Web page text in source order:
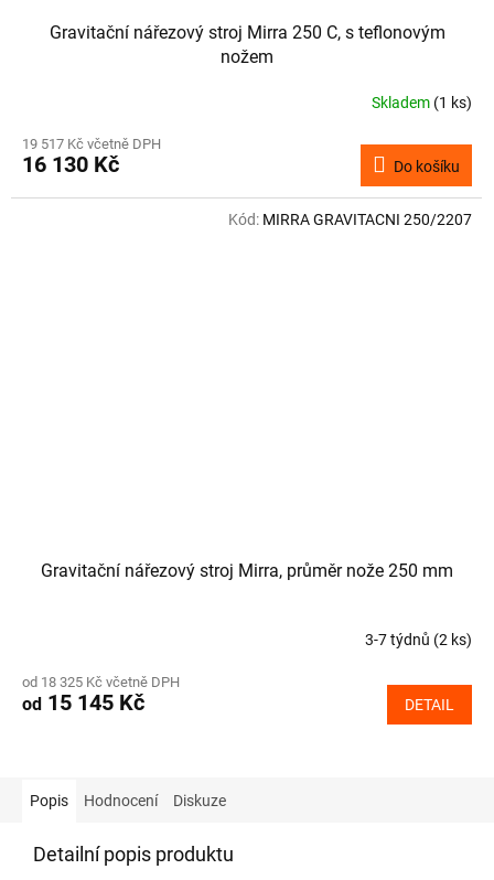
Gravitační nářezový stroj Mirra 250 C, s teflonovým
nožem
Skladem (1 ks)
19 517 Kč včetně DPH
16 130 Kč Do košíku
Gravitační nářezový stroj Mirra, průměr nože 250 mm
3-7 týdnů (2 ks)
od 18 325 Kč včetně DPH
od 15 145 Kč DETAIL
Kód: MIRRA GRAVITACNI 250/2207
Popis Hodnocení Diskuze
Detailní popis produktu